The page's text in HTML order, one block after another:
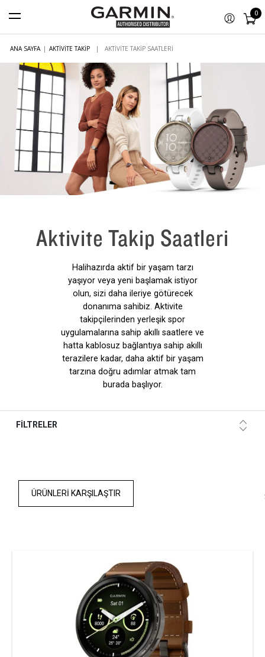
0
ANA SAYFA | AKTIVITE TAKIP | AKTIVITE TAKIP SAATLERI
Aktivite Takip Saatleri
Halihazırda aktif bir yaşam tarzı
yaşıyor veya yeni başlamak istiyor
olun, sizi daha ileriye götürecek
donanıma sahibiz. Aktivite
takipçilerinden yerleşik spor
uygulamalarına sahip akıllı saatlere ve
hatta kablosuz bağlantıya sahip akıllı
terazilere kadar, daha aktif bir yaşam
tarzına doğru adımlar atmak tam
burada başlıyor.
FİLTRELER
ÜRÜNLERI KARŞILAŞTIR